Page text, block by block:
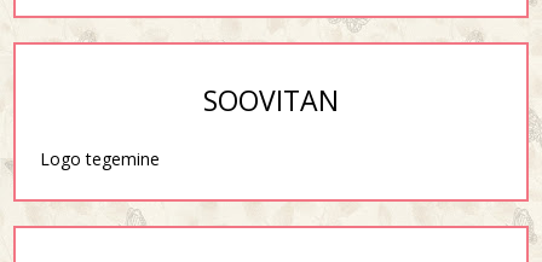
SOOVITAN
Logo tegemine